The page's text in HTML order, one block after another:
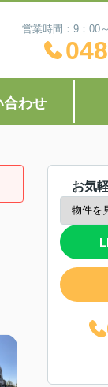
営業時間：9：00
合わせ
お気